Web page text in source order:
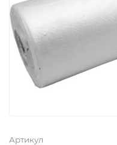
Артикул